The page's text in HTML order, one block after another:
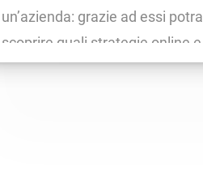
un’azienda: grazie ad essi
scoprire quali strategie online e
aziendali stanno funzionando